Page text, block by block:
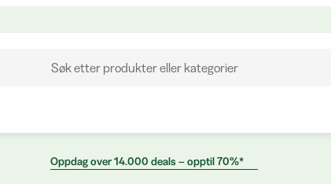
Søk etter produkter eller kategorier
Oppdag over 14.000 deals – opptil 70%*